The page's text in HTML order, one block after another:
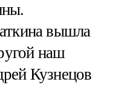
вышла
наш
Кузнецов